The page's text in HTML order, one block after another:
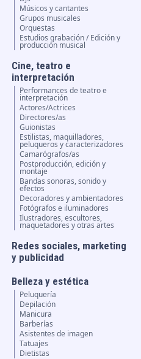
Músicos y cantantes
Grupos musicales
Orquestas
Estudios grabación / Edición y
producción musical
Cine, teatro e
interpretación
Performances de teatro e
interpretación
Actores/Actrices
Directores/as
Guionistas
Estilistas, maquilladores,
peluqueros y caracterizadores
Camarógrafos/as
Postproducción, edición y
montaje
Bandas sonoras, sonido y
efectos
Decoradores y ambientadores
Fotógrafos e iluminadores
Ilustradores, escultores,
maquetadores y otras artes
Redes sociales, marketing
y publicidad
Belleza y estética
Peluquería
Depilación
Manicura
Barberías
Asistentes de imagen
Tatuajes
Dietistas